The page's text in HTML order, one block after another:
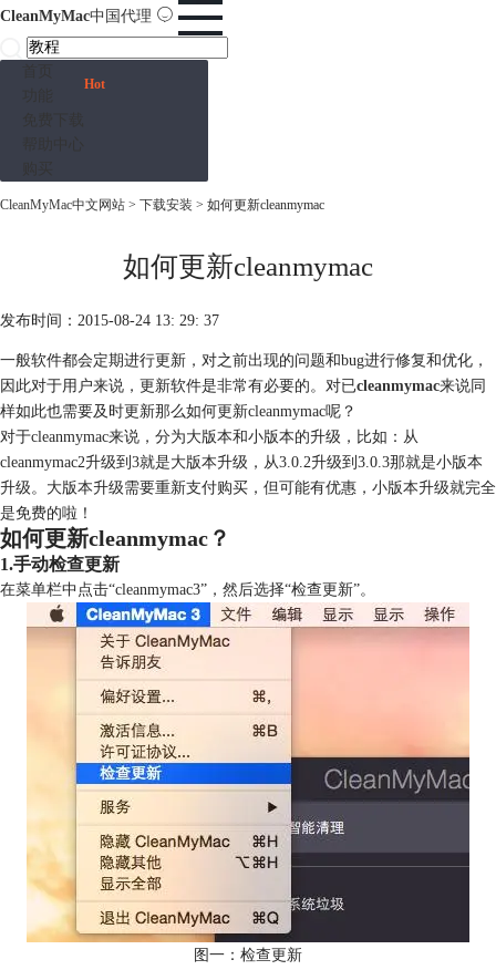
CleanMyMac中国代理
Hot
CleanMyMac中文网站 > 下载安装 > 如何更新cleanmymac
如何更新cleanmymac
发布时间：2015-08-24 13: 29: 37
一般软件都会定期进行更新，对之前出现的问题和bug进行修复和优化，
因此对于用户来说，更新软件是非常有必要的。对已cleanmymac来说同
样如此也需要及时更新那么如何更新cleanmymac呢？
对于cleanmymac来说，分为大版本和小版本的升级，比如：从
cleanmymac2升级到3就是大版本升级，从3.0.2升级到3.0.3那就是小版本
升级。大版本升级需要重新支付购买，但可能有优惠，小版本升级就完全
是免费的啦！
如何更新cleanmymac？
1.手动检查更新
在菜单栏中点击“cleanmymac3”，然后选择“检查更新”。
图一：检查更新